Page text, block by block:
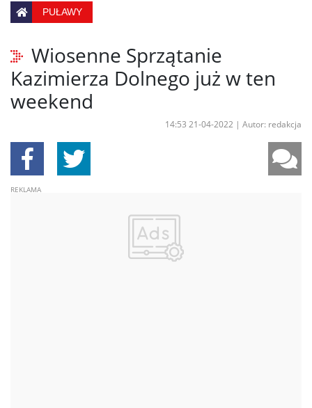
PUŁAWY
Wiosenne Sprzątanie
Kazimierza Dolnego już w ten
weekend
14:53 21-04-2022 | Autor: redakcja